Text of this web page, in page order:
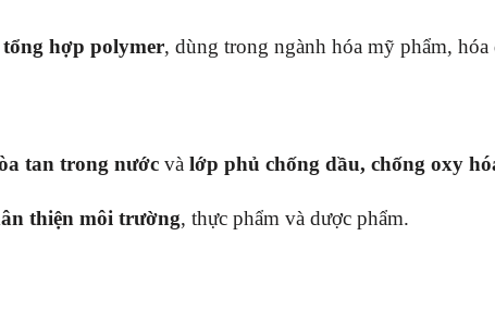
hợp polymer, dùng trong ngành hóa mỹ phẩm,
tan trong nướcvà lớp phủ chống dầu, chống oxy
thiện môi trường, thực phẩm và dược phẩm.